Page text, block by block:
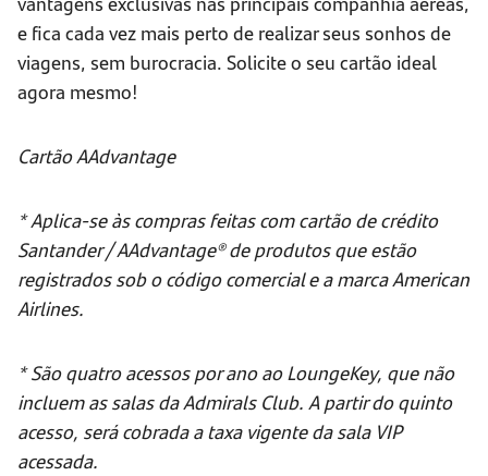
e fica cada vez mais perto de realizar seus sonhos de
viagens, sem burocracia. Solicite o seu cartão ideal
agora mesmo!
Cartão AAdvantage
* Aplica-se às compras feitas com cartão de crédito
Santander / AAdvantage® de produtos que estão
registrados sob o código comercial e a marca American
Airlines.
* São quatro acessos por ano ao LoungeKey, que não
incluem as salas da Admirals Club. A partir do quinto
acesso, será cobrada a taxa vigente da sala VIP
acessada.